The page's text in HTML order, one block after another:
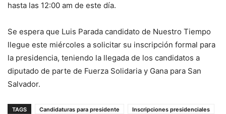
hasta las 12:00 am de este día.
Se espera que Luis Parada candidato de Nuestro Tiempo
llegue este miércoles a solicitar su inscripción formal para
la presidencia, teniendo la llegada de los candidatos a
diputado de parte de Fuerza Solidaria y Gana para San
Salvador.
TAGS Candidaturas para presidente
Inscripciones presidenciales